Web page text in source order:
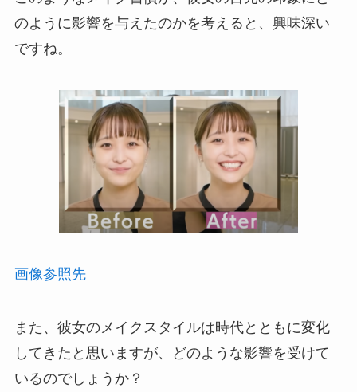
のように影響を与えたのかを考えると、興味深い
ですね。
画像参照先
また、彼女のメイクスタイルは時代とともに変化
してきたと思いますが、どのような影響を受けて
いるのでしょうか？